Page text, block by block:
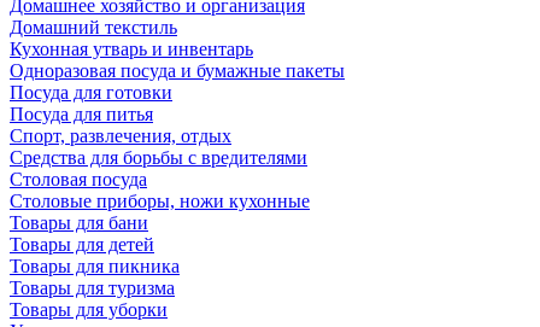
Домашнее хозяйство и организация
Домашний текстиль
Кухонная утварь и инвентарь
Одноразовая посуда и бумажные пакеты
Посуда для готовки
Посуда для питья
Спорт, развлечения, отдых
Средства для борьбы с вредителями
Столовая посуда
Столовые приборы, ножи кухонные
Товары для бани
Товары для детей
Товары для пикника
Товары для туризма
Товары для уборки